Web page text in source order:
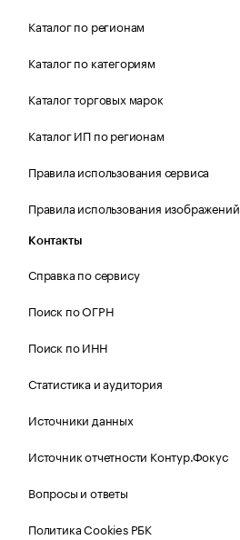
Каталог по регионам
Каталог по категориям
Каталог торговых марок
Каталог ИП по регионам
Правила использования сервиса
Правила использования изображений
Контакты
Справка по сервису
Поиск по ОГРН
Поиск по ИНН
Статистика и аудитория
Источники данных
Источник отчетности Контур.Фокус
Вопросы и ответы
Политика Cookies РБК